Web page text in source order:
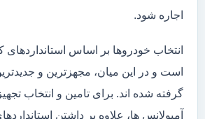
اجاره شود.
انتخاب خودروها بر اساس
است و در این میان، مجهزترین و
گرفته شده اند. برای تامین و انتخاب
آمبولانس ها، علاوه بر داشتن